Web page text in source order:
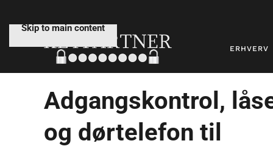
Skip to main content
ERHVERV
Adgangskontrol,
og dørtelefon til